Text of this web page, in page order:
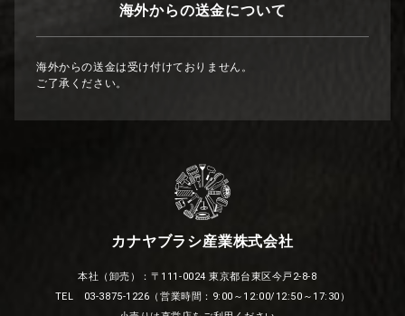
海外からの送金について
海外からの送金は受け付けておりません。
ご了承ください。
カナヤブラシ産業株式会社
本社（卸売）：〒111-0024 東京都台東区今戸2-8-8
TEL 03-3875-1226（営業時間：9:00～12:00/12:50～17:30）